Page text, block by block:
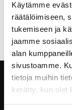
Käytämme
räätälöimiseen,
tukemiseen ja
jaamme
alan
sivustoamme.
tietoja muihin
kerätty, kun olet